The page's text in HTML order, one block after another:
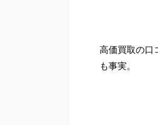
高価買取の口
も事実。